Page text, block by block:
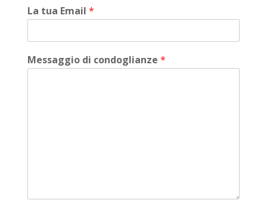
La tua Email *
Messaggio di condoglianze *